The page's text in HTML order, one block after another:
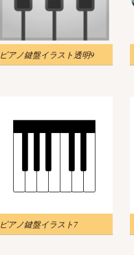
ピアノ鍵盤イラスト透明9
ピアノ鍵盤イラスト7